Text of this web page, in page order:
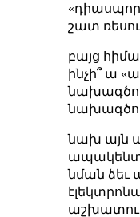
շատ
բայց
ինչի՞ ա
նախ այն
նման
աշխատում